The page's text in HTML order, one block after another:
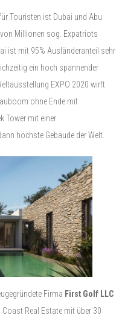
Touristen ist Dubai und Abu
Millionen sog. Expatriots
ist mit 95% Ausländeranteil sehr
ein hoch spannender
EXPO 2020 wirft
ohne Ende mit
Tower mit einer
höchste Gebäude der Welt.
Firma First Golf LLC
Real Estate mit über 30